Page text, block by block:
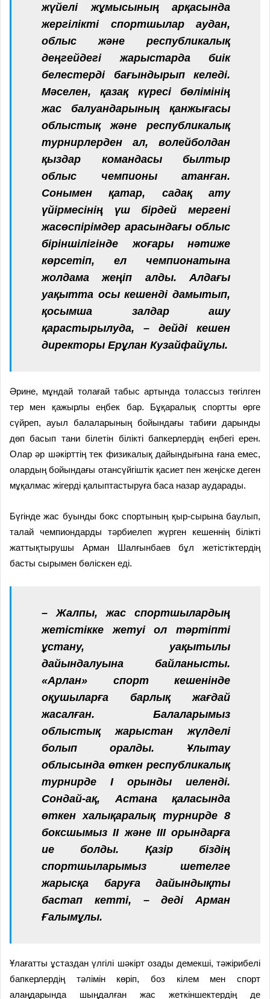
жүйелі жұмысының арқасында
жергілікті спортшылар аудан,
облыс және республикалық
деңгейдегі жарыстарда биік
белестерді бағындырып келеді.
Мәселен, қазақ күресі бөлімінің
жас балуандарының қанжығасы
облыстық және республикалық
турнирлерден ал, волейболдан
қыздар командасы былтыр
облыс чемпионы атанған.
Сонымен қатар, садақ ату
үйірмесінің үш бірдей мергені
жасөспірімдер арасындағы облыс
біріншілігінде жоғары нәтиже
көрсетіп, ел чемпионатына
жолдама жеңіп алды. Алдағы
уақытта осы кешенді дамытып,
қосымша залдар ашу
қарастырылуда, – дейді кешен
директоры Ерұлан Кузайфайұлы.
Әрине, мұндай толағай табыс артында толассыз төгілген
тер мен қажырлы еңбек бар. Бұқаралық спортты өрге
сүйреп, ауыл балаларының бойындағы табиғи дарынды
дөп басып тани білетін білікті бапкерлердің еңбегі ерен.
Олар әр шәкірттің тек физикалық дайындығына ғана емес,
олардың бойындағы отансүйгіштік қасиет пен жеңіске деген
мұқалмас жігерді қалыптастыруға баса назар аударады.
Бүгінде жас буынды бокс спортының қыр-сырына баулып,
талай чемпиондарды тәрбиелеп жүрген кешеннің білікті
жаттықтырушы Арман Шалғынбаев бұл жетістіктердің
басты сырымен бөліскен еді.
– Жалпы, жас спортшылардың
жетістікке жетуі ол тәртіпті
ұстану, уақытылы
дайындалуына байланысты.
«Арлан» спорт кешенінде
оқушыларға барлық жағдай
жасалған. Балаларымыз
облыстық жарыстан жүлделі
болып оралды. Ұлытау
облысында өткен республикалық
турнирде I орынды иеленді.
Сондай-ақ, Астана қаласында
өткен халықаралық турнирде 8
боксшымыз II және III орындарға
ие болды. Қазір біздің
спортшыларымыз шетелге
жарысқа баруға дайындықты
бастап кетті, – деді Арман
Ғалымұлы.
Ұлағатты ұстаздан үлгілі шәкірт озады демекші, тәжірибелі
бапкерлердің тәлімін көріп, боз кілем мен спорт
алаңдарында шыңдалған жас жеткіншектердің де